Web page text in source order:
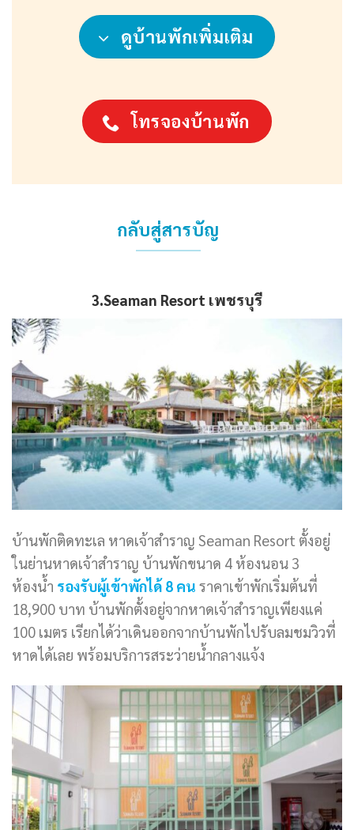
ดูบ้านพักเพิ่มเติม
โทรจองบ้านพัก
กลับสู่สารบัญ
3.Seaman Resort เพชรบุรี
บ้านพักติดทะเล หาดเจ้าสำราญ Seaman Resort ตั้งอยู่
ในย่านหาดเจ้าสำราญ บ้านพักขนาด 4 ห้องนอน 3
ห้องน้ำ รองรับผู้เข้าพักได้ 8 คน ราคาเข้าพักเริ่มต้นที่
18,900 บาท บ้านพักตั้งอยู่จากหาดเจ้าสำราญเพียงแค่
100 เมตร เรียกได้ว่าเดินออกจากบ้านพักไปรับลมชมวิวที่
หาดได้เลย พร้อมบริการสระว่ายน้ำกลางแจ้ง